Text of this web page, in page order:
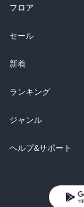
フロア
総合
ラノベ
雑誌・グラビア
BL・TL
セール
総合
ラノベ
雑誌・グラビア
BL・TL
新着
総合
ラノベ
雑誌・グラビア
ランキング
総合
ラノベ
ジャンル
コミック
ライトノベル
ヘルプ&サポート
よくあるご質問